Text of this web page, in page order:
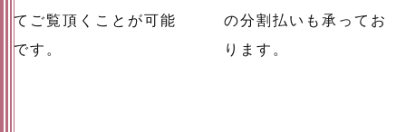
てご覧頂くことが可能
です。
の分割払いも承ってお
ります。